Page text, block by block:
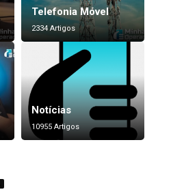
Telefonia Móvel
2334 Artigos
Notícias
10955 Artigos